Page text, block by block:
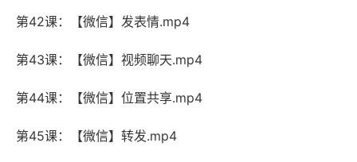
第42课：【微信】发表情.mp4
第43课：【微信】视频聊天.mp4
第44课：【微信】位置共享.mp4
第45课：【微信】转发.mp4